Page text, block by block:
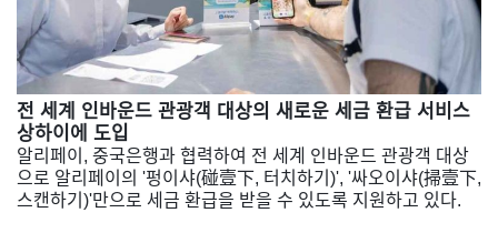
전 세계 인바운드 관광객 대상의 새로운 세금 환급 서비스
상하이에 도입
알리페이, 중국은행과 협력하여 전 세계 인바운드 관광객 대상
으로 알리페이의 '펑이샤(碰壹下, 터치하기)', '싸오이샤(掃壹下,
스캔하기)'만으로 세금 환급을 받을 수 있도록 지원하고 있다.